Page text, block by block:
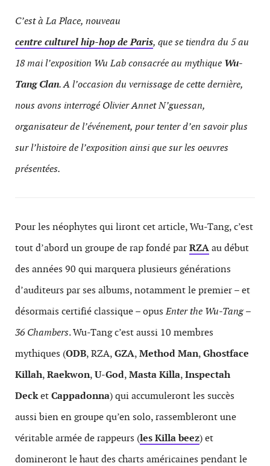
C’est à La Place, nouveau
centre culturel hip-hop de Paris, que se tiendra du 5 au
18 mai l’exposition Wu Lab consacrée au mythique Wu-
Tang Clan. A l’occasion du vernissage de cette dernière,
nous avons interrogé Olivier Annet N’guessan,
organisateur de l’événement, pour tenter d’en savoir plus
sur l’histoire de l’exposition ainsi que sur les oeuvres
présentées.
Pour les néophytes qui liront cet article, Wu-Tang, c’est
tout d’abord un groupe de rap fondé parRZAau début
des années 90 qui marquera plusieurs générations
d’auditeurs par ses albums, notamment le premier – et
désormais certifié classique – opusEnter the Wu-Tang –
36 Chambers. Wu-Tang c’est aussi 10 membres
mythiques (ODB, RZA,GZA,MethodMan,Ghostface
Killah,Raekwon,U-God,MastaKilla,Inspectah
DecketCappadonna) qui accumuleront les succès
aussi bien en groupe qu’en solo, rassembleront une
véritable armée de rappeurs (les Killa beez) et
domineront le haut des charts américaines pendant le